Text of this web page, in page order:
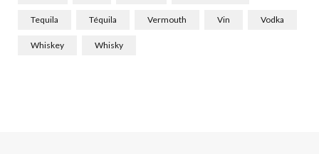
Tequila Téquila Vermouth Vin Vodka
Whiskey Whisky